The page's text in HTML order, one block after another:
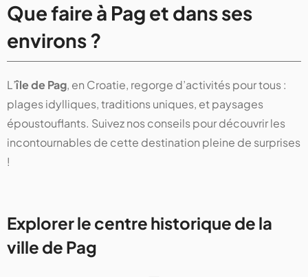
Que faire à Pag et dans ses
environs ?
L’île de Pag, en Croatie, regorge d’activités pour tous :
plages idylliques, traditions uniques, et paysages
époustouflants. Suivez nos conseils pour découvrir les
incontournables de cette destination pleine de surprises
!
Explorer le centre historique de la
ville de Pag